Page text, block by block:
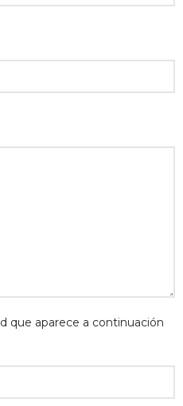
que aparece a continuación